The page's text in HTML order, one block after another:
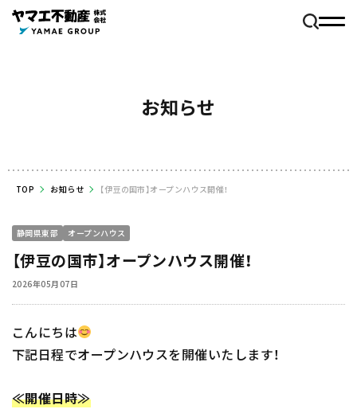
お知らせ
TOP お知らせ 【伊豆の国市】オープンハウス開催！
静岡県東部 オープンハウス
【伊豆の国市】オープンハウス開催！
2026年05月07日
こんにちは
下記日程でオープンハウスを開催いたします！
≪開催日時≫